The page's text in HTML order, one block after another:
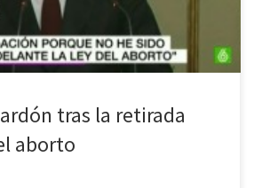
tras la retirada
aborto